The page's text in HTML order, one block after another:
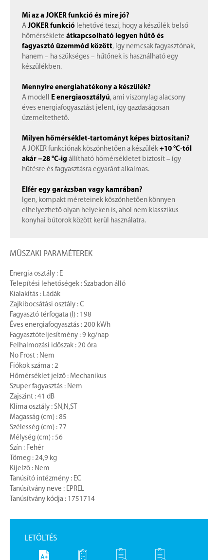
Mi az a JOKER funkció és mire jó?
A JOKER funkció lehetővé teszi, hogy a készülék belső
hőmérséklete átkapcsolható legyen hűtő és
fagyasztó üzemmód között, így nemcsak fagyasztónak,
hanem – ha szükséges – hűtőnek is használható egy
készülékben.
Mennyire energiahatékony a készülék?
A modell E energiaosztályú, ami viszonylag alacsony
éves energiafogyasztást jelent, így gazdaságosan
üzemeltethető.
Milyen hőmérséklet-tartományt képes biztosítani?
A JOKER funkciónak köszönhetően a készülék +10 °C-tól
akár −28 °C-ig állítható hőmérsékletet biztosít – így
hűtésre és fagyasztásra egyaránt alkalmas.
Elfér egy garázsban vagy kamrában?
Igen, kompakt méreteinek köszönhetően könnyen
elhelyezhető olyan helyeken is, ahol nem klasszikus
konyhai bútorok között kerül használatra.
MŰSZAKI PARAMÉTEREK
Energia osztály : E
Telepítési lehetőségek : Szabadon álló
Kialakítás : Ládák
Zajkibocsátási osztály : C
Fagyasztó térfogata (l) : 198
Éves energiafogyasztás : 200 kWh
Fagyasztóteljesítmény : 9 kg/nap
Felhalmozási időszak : 20 óra
No Frost : Nem
Fiókok száma : 2
Hőmérséklet jelző : Mechanikus
Szuper fagyasztás : Nem
Zajszint : 41 dB
Klíma osztály : SN,N,ST
Magasság (cm) : 85
Szélesség (cm) : 77
Mélység (cm) : 56
Szín : Fehér
Tömeg : 24,9 kg
Kijelző : Nem
Tanúsító intézmény : EC
Tanúsítvány neve : EPREL
Tanúsítvány kódja : 1751714
LETÖLTÉS